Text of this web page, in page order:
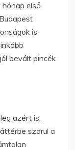
első
is
bevált pincék
azért is,
szorul a